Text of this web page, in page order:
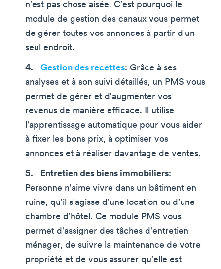
n'est pas chose aisée. C'est pourquoi le
module de gestion des canaux vous permet
de gérer toutes vos annonces à partir d'un
seul endroit.
Gestion des recettes: Grâce à ses
analyses et à son suivi détaillés, un PMS vous
permet de gérer et d'augmenter vos
revenus de manière efficace. Il utilise
l'apprentissage automatique pour vous aider
à fixer les bons prix, à optimiser vos
annonces et à réaliser davantage de ventes.
Entretien des biens immobiliers:
Personne n'aime vivre dans un bâtiment en
ruine, qu'il s'agisse d'une location ou d'une
chambre d'hôtel. Ce module PMS vous
permet d'assigner des tâches d'entretien
ménager, de suivre la maintenance de votre
propriété et de vous assurer qu'elle est